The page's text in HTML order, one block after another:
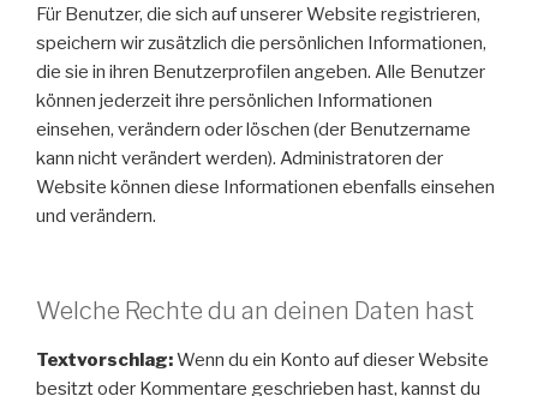
Für Benutzer, die sich auf unserer Website registrieren,
speichern wir zusätzlich die persönlichen Informationen,
die sie in ihren Benutzerprofilen angeben. Alle Benutzer
können jederzeit ihre persönlichen Informationen
einsehen, verändern oder löschen (der Benutzername
kann nicht verändert werden). Administratoren der
Website können diese Informationen ebenfalls einsehen
und verändern.
Welche Rechte du an deinen Daten hast
Textvorschlag:Wenn du ein Konto auf dieser Website
besitzt oder Kommentare geschrieben hast, kannst du